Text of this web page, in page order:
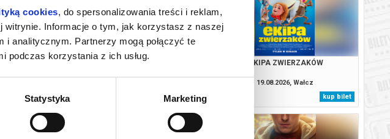
cookies, do spersonalizowania treści i reklam,
witrynie. Informacje o tym, jak korzystasz z naszej
i analitycznym. Partnerzy mogą połączyć te
podczas korzystania z ich usług.
Statystyka Marketing
kup bilet
ZAPROSZENIE
kup bilet
EKIPA ZWIERZAKÓW
19.08.2026, Wałcz
kup bilet